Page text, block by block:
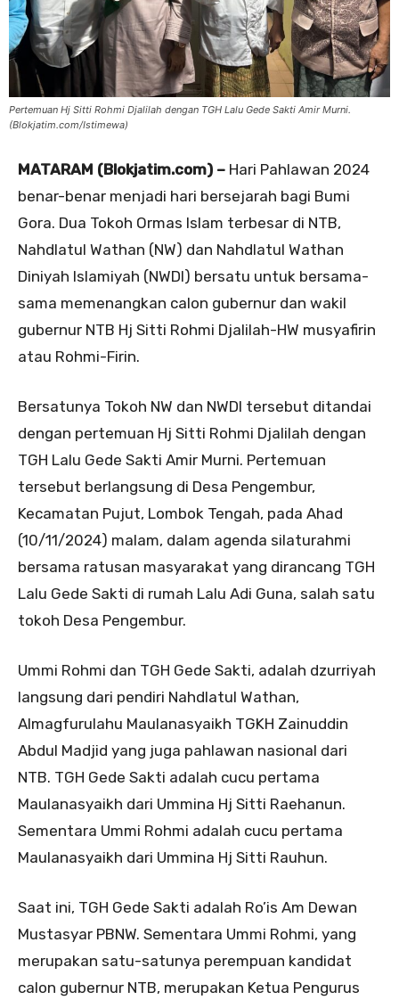
Pertemuan Hj Sitti Rohmi Djalilah dengan TGH Lalu Gede Sakti Amir Murni.
(Blokjatim.com/Istimewa)
MATARAM (Blokjatim.com) – Hari Pahlawan 2024
benar-benar menjadi hari bersejarah bagi Bumi
Gora. Dua Tokoh Ormas Islam terbesar di NTB,
Nahdlatul Wathan (NW) dan Nahdlatul Wathan
Diniyah Islamiyah (NWDI) bersatu untuk bersama-
sama memenangkan calon gubernur dan wakil
gubernur NTB Hj Sitti Rohmi Djalilah-HW musyafirin
atau Rohmi-Firin.
Bersatunya Tokoh NW dan NWDI tersebut ditandai
dengan pertemuan Hj Sitti Rohmi Djalilah dengan
TGH Lalu Gede Sakti Amir Murni. Pertemuan
tersebut berlangsung di Desa Pengembur,
Kecamatan Pujut, Lombok Tengah, pada Ahad
(10/11/2024) malam, dalam agenda silaturahmi
bersama ratusan masyarakat yang dirancang TGH
Lalu Gede Sakti di rumah Lalu Adi Guna, salah satu
tokoh Desa Pengembur.
Ummi Rohmi dan TGH Gede Sakti, adalah dzurriyah
langsung dari pendiri Nahdlatul Wathan,
Almagfurulahu Maulanasyaikh TGKH Zainuddin
Abdul Madjid yang juga pahlawan nasional dari
NTB. TGH Gede Sakti adalah cucu pertama
Maulanasyaikh dari Ummina Hj Sitti Raehanun.
Sementara Ummi Rohmi adalah cucu pertama
Maulanasyaikh dari Ummina Hj Sitti Rauhun.
Saat ini, TGH Gede Sakti adalah Ro’is Am Dewan
Mustasyar PBNW. Sementara Ummi Rohmi, yang
merupakan satu-satunya perempuan kandidat
calon gubernur NTB, merupakan Ketua Pengurus